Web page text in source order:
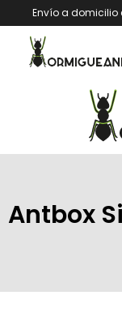
Envío a domicilio
Antbox